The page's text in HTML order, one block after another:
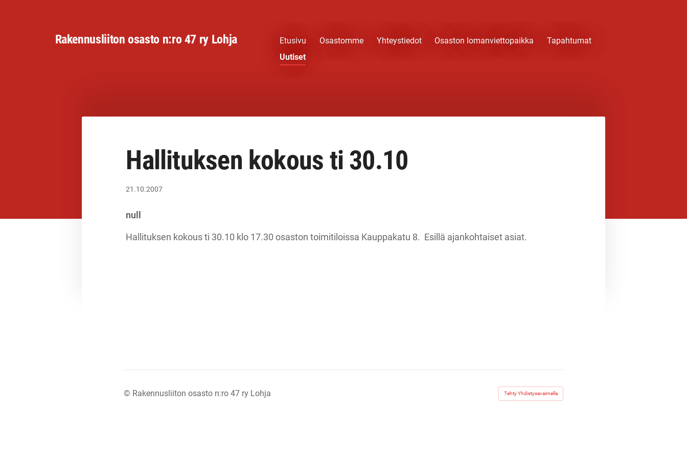
Rakennusliiton osasto n:ro 47 ry Lohja Etusivu Osastomme Yhteystiedot Osaston lomanviettopaikka
Tapahtumat
Uutiset
Hallituksen kokous ti 30.10
21.10.2007
null
Hallituksen kokous ti 30.10 klo 17.30 osaston toimitiloissa Kauppakatu 8. Esillä ajankohtaiset asiat.
© Rakennusliiton osasto n:ro 47 ry Lohja Tehty Yhdistysavaimella